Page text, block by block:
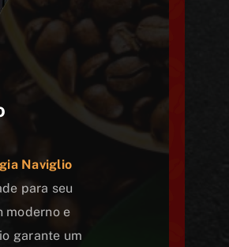
Naviglio
para seu
moderno e
garante um